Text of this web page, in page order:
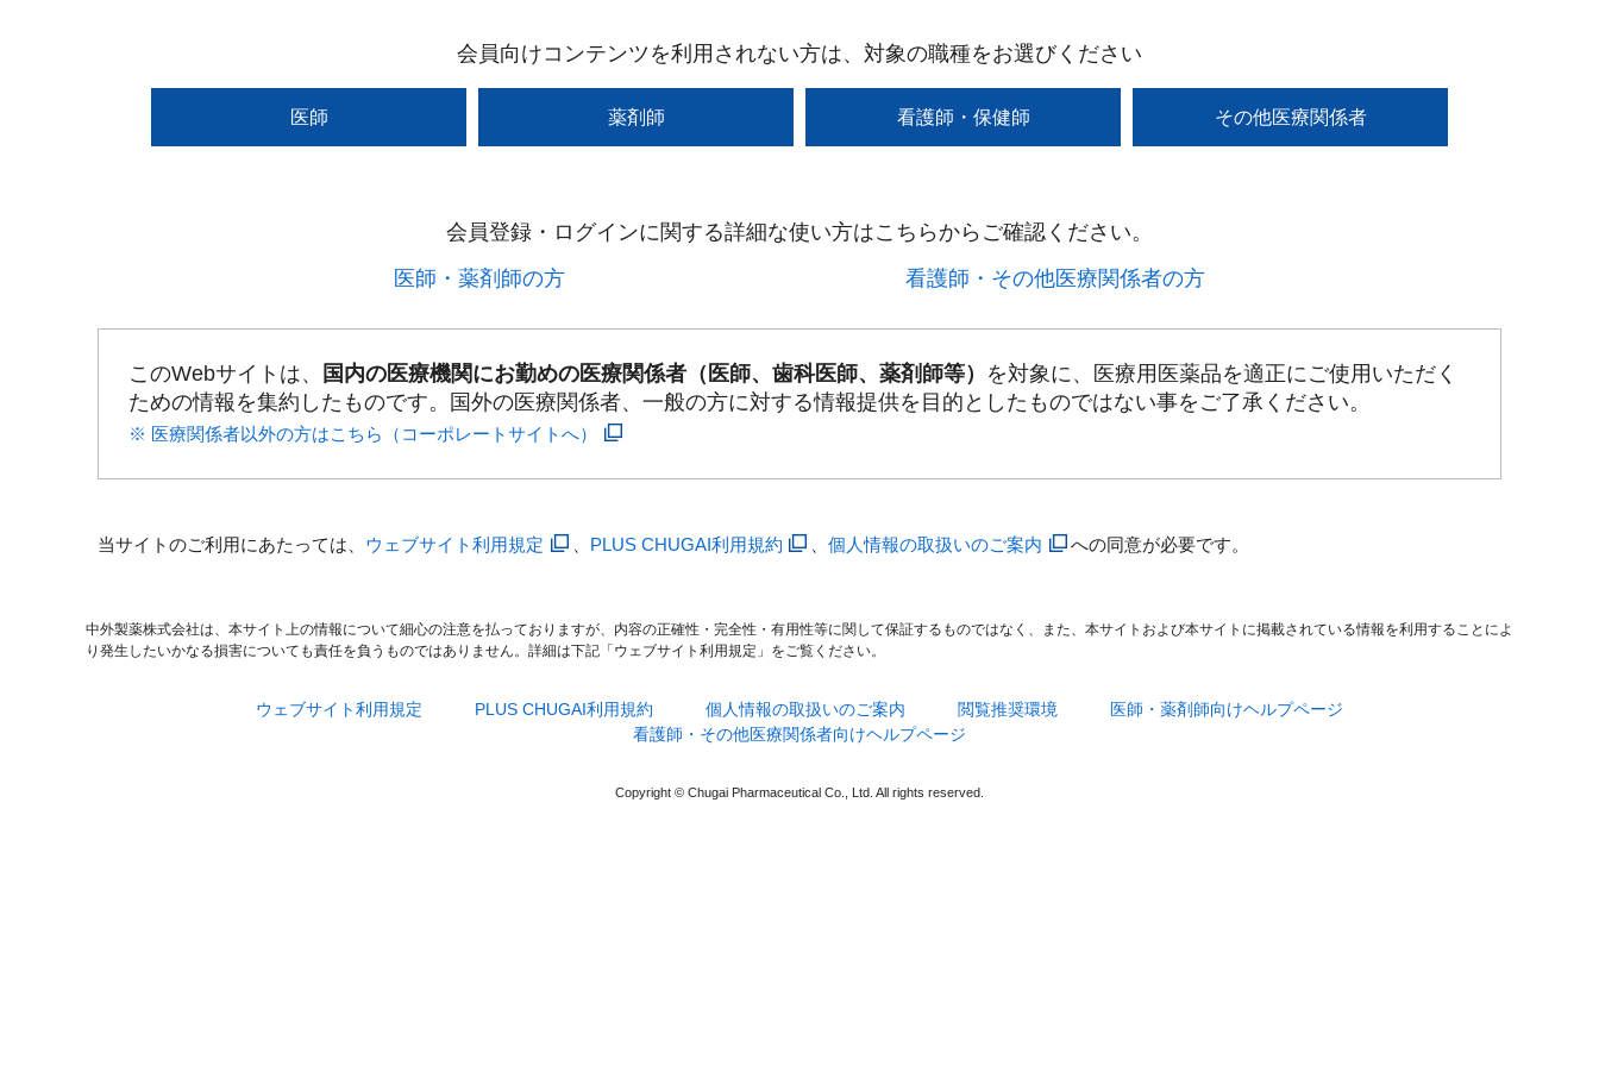
会員向けコンテンツを利用されない方は、対象の職種をお選びください
医師 薬剤師 看護師・保健師 その他医療関係者
会員登録・ログインに関する詳細な使い方はこちらからご確認ください。​
医師・薬剤師の方​
看護師・その他医療関係者の方​
このWebサイトは、 国内の医療機関にお勤めの医療関係者（医師、歯科医師、薬剤師等） を対象に、医療用医薬品を適正にご使用いただく
ための情報を集約したものです。国外の医療関係者、一般の方に対する情報提供を目的としたものではない事をご了承ください。
※ 医療関係者以外の方はこちら（コーポレートサイトへ）
当サイトのご利用にあたっては、 ウェブサイト利用規定 PLUS CHUGAI利用規約 、個人情報の取扱いのご案内 への同意が必要です。
中外製薬株式会社は、本サイト上の情報について細心の注意を払っておりますが、内容の正確性・完全性・有用性等に関して保証するものではなく、また、本サイトおよび本サイトに掲載されている情報を利用することによ
り発生したいかなる損害についても責任を負うものではありません。詳細は下記「ウェブサイト利用規定」をご覧ください。
ウェブサイト利用規定 PLUS CHUGAI利用規約 個人情報の取扱いのご案内 閲覧推奨環境
医師・薬剤師向けヘルプページ
看護師・その他医療関係者向けヘルプページ
Copyright © Chugai Pharmaceutical Co., Ltd. All rights reserved.